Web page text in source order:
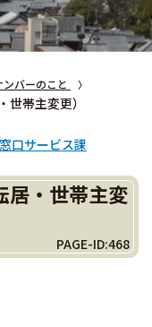
バーのこと
帯主変更）
窓口サービス課
居・世帯主変
PAGE-ID:468